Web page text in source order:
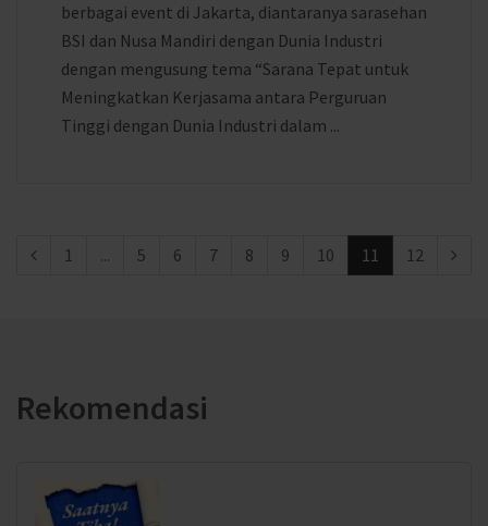
berbagai event di Jakarta, diantaranya sarasehan
BSI dan Nusa Mandiri dengan Dunia Industri
dengan mengusung tema “Sarana Tepat untuk
Meningkatkan Kerjasama antara Perguruan
Tinggi dengan Dunia Industri dalam ...
1 ... 5 6 7 8 9 10 11 12
Rekomendasi